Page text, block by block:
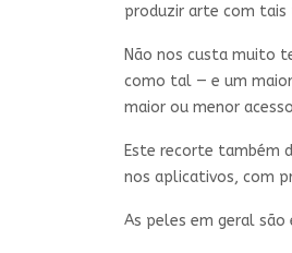
produzir arte com tais
Não nos custa muito
como tal — e um
maior ou menor
Este recorte também
nos aplicativos, com
As peles em geral